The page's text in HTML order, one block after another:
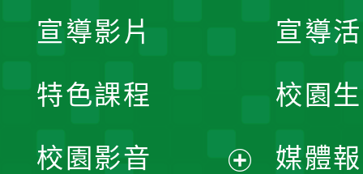
宣導
校園
媒體
宣導影片
特色課程
校園影音